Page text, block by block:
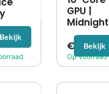
Bekijk
GPU |
Midnight
€ 949,99
Bekijk